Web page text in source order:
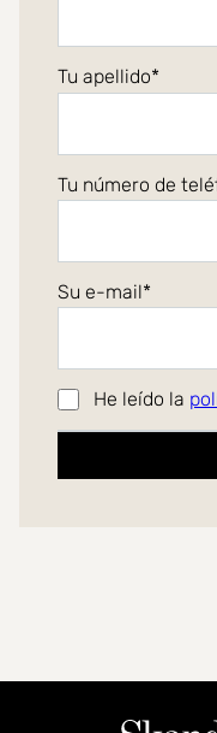
Tu apellido
Tu número de
Su e-mail
He leído la